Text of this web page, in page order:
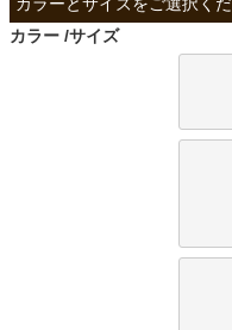
ファブリック
カラー サイズ